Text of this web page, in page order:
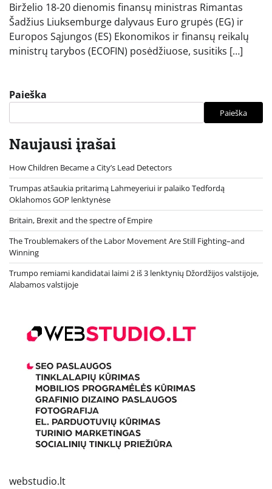
Birželio 18-20 dienomis finansų ministras Rimantas
Šadžius Liuksemburge dalyvaus Euro grupės (EG) ir
Europos Sąjungos (ES) Ekonomikos ir finansų reikalų
ministrų tarybos (ECOFIN) posėdžiuose, susitiks […]
Paieška
Paieška
Naujausi įrašai
How Children Became a City’s Lead Detectors
Trumpas atšaukia pritarimą Lahmeyeriui ir palaiko Tedfordą
Oklahomos GOP lenktynėse
Britain, Brexit and the spectre of Empire
The Troublemakers of the Labor Movement Are Still Fighting–and
Winning
Trumpo remiami kandidatai laimi 2 iš 3 lenktynių Džordžijos valstijoje,
Alabamos valstijoje
webstudio.lt